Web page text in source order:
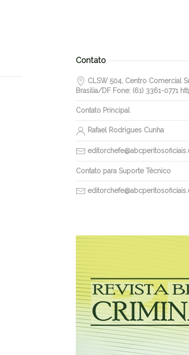
Contato
CLSW 504, Centro Comercial
Brasilia/DF Fone: (61) 3361-0771
Contato Principal
Rafael Rodrigues Cunha
Contato para Suporte Técnico